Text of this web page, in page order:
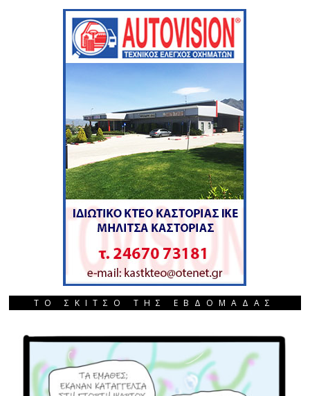
ΤΟ ΣΚΙΤΣΟ ΤΗΣ ΕΒΔΟΜΑΔΑΣ